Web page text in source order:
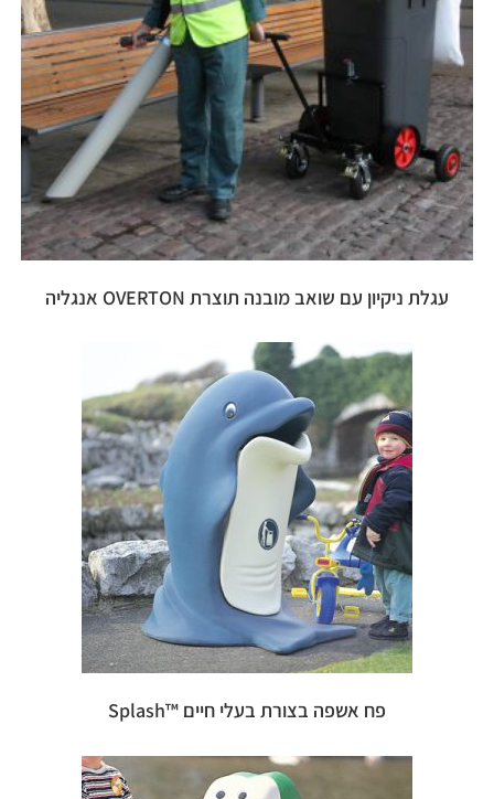
עגלת ניקיון עם שואב מובנה תוצרת OVERTON אנגליה
פח אשפה בצורת בעלי חיים ™Splash